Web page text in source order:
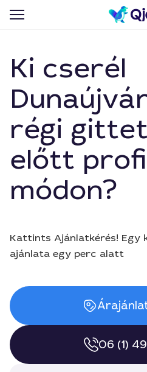
Ki cserél
régi
előtt profi
módon?
Kattints Ajánlatkérés!
ajánlata egy perc alatt
06 (1)